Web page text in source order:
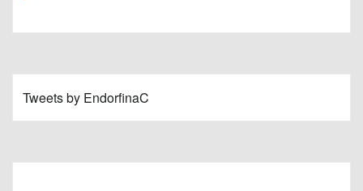
Tweets by EndorfinaC